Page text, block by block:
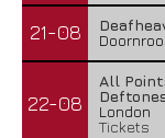
21-08
22-08
All
London
Tickets